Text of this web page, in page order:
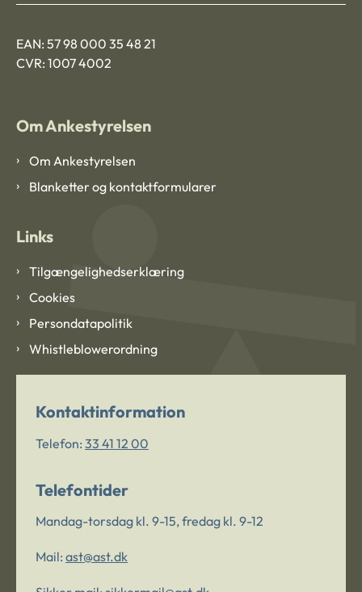
EAN: 57 98 000 35 48 21
CVR: 1007 4002
Om Ankestyrelsen
Om Ankestyrelsen
Blanketter og kontaktformularer
Links
Tilgængelighedserklæring
Cookies
Persondatapolitik
Whistleblowerordning
Kontaktinformation
Telefon: 33 41 12 00
Telefontider
Mandag-torsdag kl. 9-15, fredag kl. 9-12
Mail: ast@ast.dk